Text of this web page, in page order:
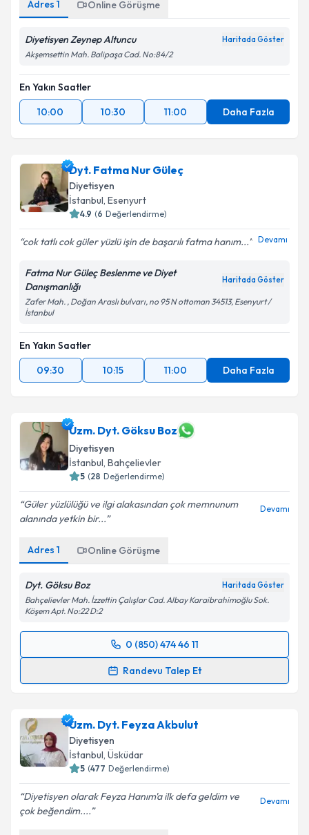
Adres 1 Online Görüşme
Diyetisyen Zeynep Altuncu
Akşemsettin Mah. Balipaşa Cad. No:84/2
En Yakın Saatler
10:00
10:30 11:00 Daha Fazla
Dyt. Fatma Nur Güleç
Diyetisyen
İstanbul, Esenyurt
( Değerlendirme)
cok tatlı cok güler yüzlü işin de başarılı fatma hanım...
Fatma Nur Güleç Beslenme ve Diyet
Danışmanlığı
Zafer Mah. , Doğan Araslı bulvarı, no 95 N ottoman 34513, Esenyurt /
En Yakın Saatler
09:30
10:15 11:00 Daha Fazla
Uzm. Dyt. Göksu Boz
Diyetisyen
İstanbul, Bahçelievler
( Değerlendirme)
Güler yüzlülüğü ve ilgi alakasından çok memnunum
alanında yetkin bir...
Adres 1 Online Görüşme
Dyt. Göksu Boz
Bahçelievler Mah. İzzettin Çalışlar Cad. Albay Karaibrahimoğlu Sok.
Köşem Apt. No:22 D:2
0 (850) 474 46 11
Randevu Talep Et
Randevu Takvimi Talebi
oluşturun. Size bu uzmandan randevu almanız için bir
takvim hazırlandığında e-posta ile bilgilendireceğiz.
E-posta Adresiniz
Uzm. Dyt. Feyza Akbulut
Diyetisyen
İstanbul, Üsküdar
( Değerlendirme)
Diyetisyen olarak Feyza Hanım'a ilk defa geldim ve
çok beğendim....